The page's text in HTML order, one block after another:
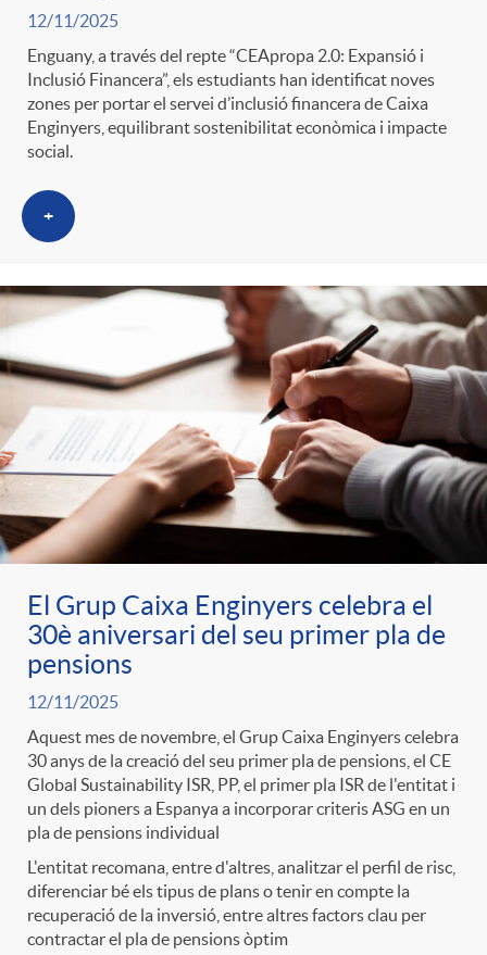
12/11/2025
Enguany, a través del repte “CEApropa 2.0: Expansió i
Inclusió Financera”, els estudiants han identificat noves
zones per portar el servei d’inclusió financera de Caixa
Enginyers, equilibrant sostenibilitat econòmica i impacte
social.
+
El Grup Caixa Enginyers celebra el
30è aniversari del seu primer pla de
pensions
12/11/2025
Aquest mes de novembre, el Grup Caixa Enginyers celebra
30 anys de la creació del seu primer pla de pensions, el CE
Global Sustainability ISR, PP, el primer pla ISR de l'entitat i
un dels pioners a Espanya a incorporar criteris ASG en un
pla de pensions individual
L'entitat recomana, entre d'altres, analitzar el perfil de risc,
diferenciar bé els tipus de plans o tenir en compte la
recuperació de la inversió, entre altres factors clau per
contractar el pla de pensions òptim